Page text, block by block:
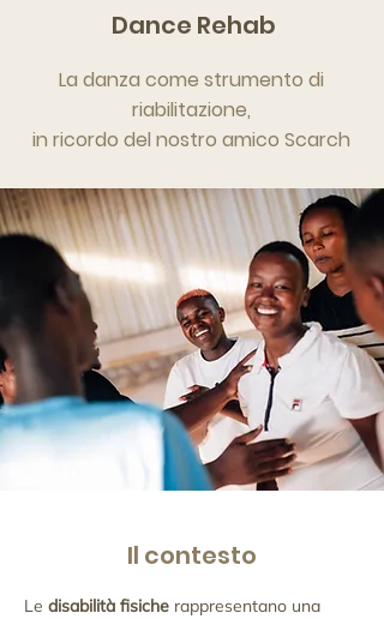
Dance Rehab
La danza come strumento di
riabilitazione,
in ricordo del nostro amico Scarch
Il contesto
Le disabilità fisiche rappresentano una